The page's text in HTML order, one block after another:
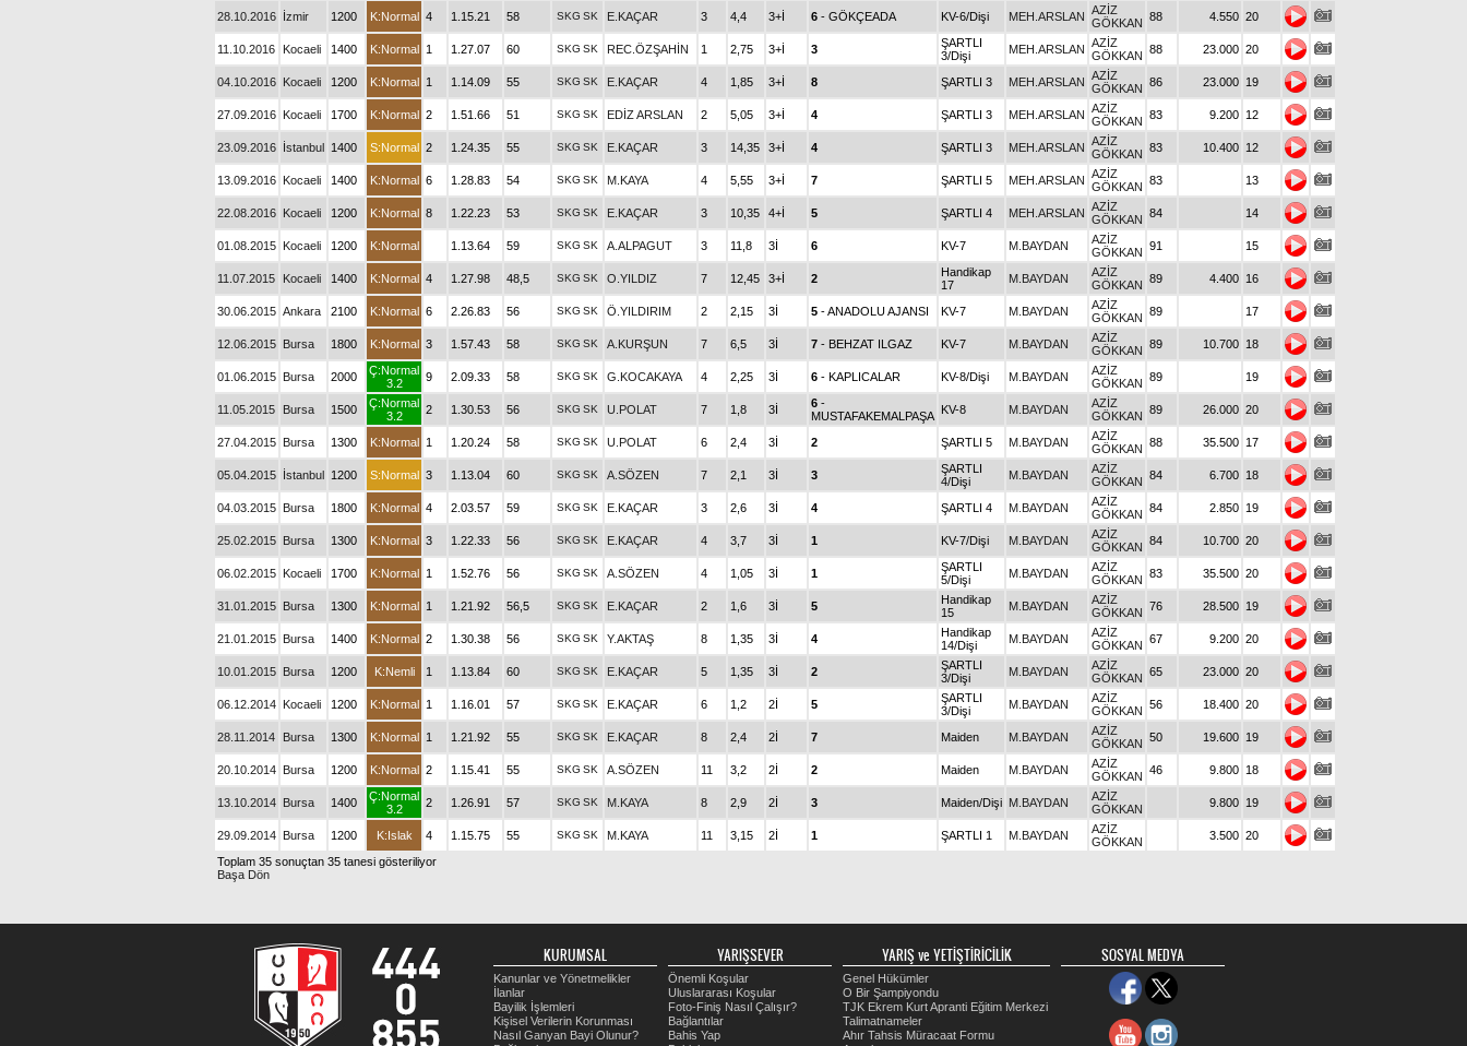
28.10.2016 İzmir 1200 K:Normal 4 1.15.21 58 SKG SK E.KAÇAR 3 4,4 3+İ 6 - GÖKÇEADA KV-6/Dişi MEH.ARSLAN AZİZ
GÖKKAN 88 4.550 20
11.10.2016 Kocaeli 1400 K:Normal 1 1.27.07 60 SKG SK REC.ÖZŞAHİN 1 2,75 3+İ 3
ŞARTLI
3/Dişi
MEH.ARSLAN AZİZ
GÖKKAN 88 23.000 20
04.10.2016 Kocaeli 1200 K:Normal 1 1.14.09 55 SKG SK E.KAÇAR 4 1,85 3+İ 8 ŞARTLI 3 MEH.ARSLAN AZİZ
GÖKKAN 86 23.000 19
27.09.2016 Kocaeli 1700 K:Normal 2 1.51.66 51 SKG SK EDİZ ARSLAN 2 5,05 3+İ 4 ŞARTLI 3 MEH.ARSLAN AZİZ
GÖKKAN 83 9.200 12
23.09.2016 İstanbul 1400 S:Normal 2 1.24.35 55 SKG SK E.KAÇAR 3 14,35 3+İ 4 ŞARTLI 3 MEH.ARSLAN AZİZ
GÖKKAN 83 10.400 12
13.09.2016 Kocaeli 1400 K:Normal 6 1.28.83 54 SKG SK M.KAYA 4 5,55 3+İ 7 ŞARTLI 5 MEH.ARSLAN AZİZ
GÖKKAN 83 13
22.08.2016 Kocaeli 1200 K:Normal 8 1.22.23 53 SKG SK E.KAÇAR 3 10,35 4+İ 5 ŞARTLI 4 MEH.ARSLAN AZİZ
GÖKKAN 84 14
01.08.2015 Kocaeli 1200 K:Normal 1.13.64 59 SKG SK A.ALPAGUT 3 11,8 3İ 6 KV-7 M.BAYDAN
AZİZ
GÖKKAN 91 15
11.07.2015 Kocaeli 1400 K:Normal 4 1.27.98 48,5 SKG SK O.YILDIZ 7 12,45 3+İ 2
Handikap
17
M.BAYDAN
AZİZ
GÖKKAN 89 4.400 16
30.06.2015 Ankara 2100 K:Normal 6 2.26.83 56 SKG SK Ö.YILDIRIM 2 2,15 3İ 5 - ANADOLU AJANSI KV-7 M.BAYDAN
AZİZ
GÖKKAN 89 17
12.06.2015 Bursa 1800 K:Normal 3 1.57.43 58 SKG SK A.KURŞUN 7 6,5 3İ 7 - BEHZAT ILGAZ KV-7 M.BAYDAN
AZİZ
GÖKKAN 89 10.700 18
01.06.2015 Bursa 2000
Ç:Normal
3.2
9 2.09.33 58 SKG SK G.KOCAKAYA 4 2,25 3İ 6 - KAPLICALAR KV-8/Dişi M.BAYDAN
AZİZ
GÖKKAN 89 19
11.05.2015 Bursa 1500
Ç:Normal
3.2
2 1.30.53 56 SKG SK U.POLAT 7 1,8 3İ 6 -
MUSTAFAKEMALPAŞA KV-8 M.BAYDAN
AZİZ
GÖKKAN 89 26.000 20
27.04.2015 Bursa 1300 K:Normal 1 1.20.24 58 SKG SK U.POLAT 6 2,4 3İ 2 ŞARTLI 5 M.BAYDAN
AZİZ
GÖKKAN 88 35.500 17
05.04.2015 İstanbul 1200 S:Normal 3 1.13.04 60 SKG SK A.SÖZEN 7 2,1 3İ 3
ŞARTLI
4/Dişi
M.BAYDAN
AZİZ
GÖKKAN 84 6.700 18
04.03.2015 Bursa 1800 K:Normal 4 2.03.57 59 SKG SK E.KAÇAR 3 2,6 3İ 4 ŞARTLI 4 M.BAYDAN
AZİZ
GÖKKAN 84 2.850 19
25.02.2015 Bursa 1300 K:Normal 3 1.22.33 56 SKG SK E.KAÇAR 4 3,7 3İ 1 KV-7/Dişi M.BAYDAN
AZİZ
GÖKKAN 84 10.700 20
06.02.2015 Kocaeli 1700 K:Normal 1 1.52.76 56 SKG SK A.SÖZEN 4 1,05 3İ 1
ŞARTLI
5/Dişi
M.BAYDAN
AZİZ
GÖKKAN 83 35.500 20
31.01.2015 Bursa 1300 K:Normal 1 1.21.92 56,5 SKG SK E.KAÇAR 2 1,6 3İ 5
Handikap
15
M.BAYDAN
AZİZ
GÖKKAN 76 28.500 19
21.01.2015 Bursa 1400 K:Normal 2 1.30.38 56 SKG SK Y.AKTAŞ 8 1,35 3İ 4
Handikap
14/Dişi
M.BAYDAN
AZİZ
GÖKKAN 67 9.200 20
10.01.2015 Bursa 1200 K:Nemli 1 1.13.84 60 SKG SK E.KAÇAR 5 1,35 3İ 2
ŞARTLI
3/Dişi
M.BAYDAN
AZİZ
GÖKKAN 65 23.000 20
06.12.2014 Kocaeli 1200 K:Normal 1 1.16.01 57 SKG SK E.KAÇAR 6 1,2 2İ 5
ŞARTLI
3/Dişi
M.BAYDAN
AZİZ
GÖKKAN 56 18.400 20
28.11.2014 Bursa 1300 K:Normal 1 1.21.92 55 SKG SK E.KAÇAR 8 2,4 2İ 7 Maiden M.BAYDAN
AZİZ
GÖKKAN 50 19.600 19
20.10.2014 Bursa 1200 K:Normal 2 1.15.41 55 SKG SK A.SÖZEN 11 3,2 2İ 2 Maiden M.BAYDAN
AZİZ
GÖKKAN 46 9.800 18
13.10.2014 Bursa 1400
Ç:Normal
3.2
2 1.26.91 57 SKG SK M.KAYA 8 2,9 2İ 3 Maiden/Dişi M.BAYDAN
AZİZ
GÖKKAN
9.800 19
29.09.2014 Bursa 1200 K:Islak 4 1.15.75 55 SKG SK M.KAYA 11 3,15 2İ 1 ŞARTLI 1 M.BAYDAN
AZİZ
GÖKKAN
3.500 20
Toplam 35 sonuçtan 35 tanesi gösteriliyor
Başa Dön
KURUMSAL
Kanunlar ve Yönetmelikler
İlanlar
Bayilik İşlemleri
Kişisel Verilerin Korunması
Nasıl Ganyan Bayi Olunur?
YARIŞSEVER
Önemli Koşular
Uluslararası Koşular
Foto-Finiş Nasıl Çalışır?
Bağlantılar
Bahis Yap
YARIŞ ve YETİŞTİRİCİLİK
Genel Hükümler
O Bir Şampiyondu
TJK Ekrem Kurt Apranti Eğitim Merkezi
Talimatnameler
Ahır Tahsis Müracaat Formu
SOSYAL MEDYA